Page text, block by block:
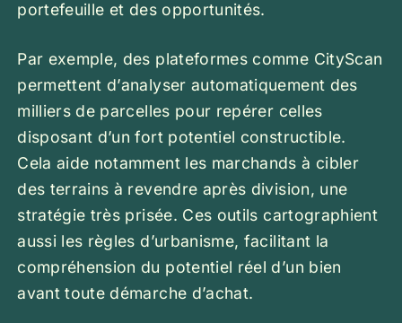
portefeuille et des opportunités.
Par exemple, des plateformes comme CityScan
permettent d’analyser automatiquement des
milliers de parcelles pour repérer celles
disposant d’un fort potentiel constructible.
Cela aide notamment les marchands à cibler
des terrains à revendre après division, une
stratégie très prisée. Ces outils cartographient
aussi les règles d’urbanisme, facilitant la
compréhension du potentiel réel d’un bien
avant toute démarche d’achat.